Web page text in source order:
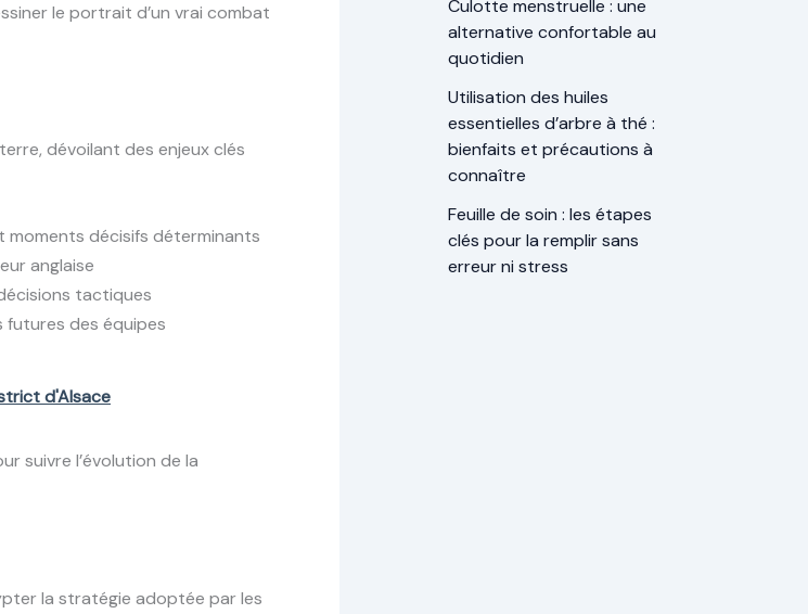
le portrait d’un vrai combat
dévoilant des enjeux clés
moments décisifs déterminants
anglaise
tactiques
futures des équipes
d'Alsace
suivre l’évolution de la
la stratégie adoptée par les
Culotte menstruelle : une
alternative confortable au
quotidien
Utilisation des huiles
essentielles d’arbre à thé :
bienfaits et précautions à
connaître
Feuille de soin : les étapes
clés pour la remplir sans
erreur ni stress